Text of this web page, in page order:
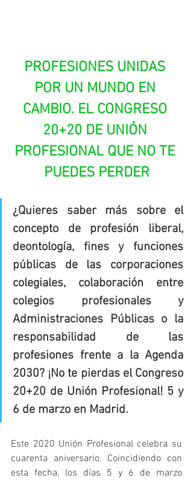
PROFESIONES UNIDAS
POR UN MUNDO EN
CAMBIO. EL CONGRESO
20+20 DE UNIÓN
PROFESIONAL QUE NO TE
PUEDES PERDER
¿Quieres saber más sobre el
concepto de profesión liberal,
deontología, fines y funciones
públicas de las corporaciones
colegiales, colaboración entre
colegios profesionales y
Administraciones Públicas o la
responsabilidad de las
profesiones frente a la Agenda
2030? ¡No te pierdas el Congreso
20+20 de Unión Profesional! 5 y
6 de marzo en Madrid.
Este 2020 Unión Profesional celebra su
cuarenta aniversario. Coincidiendo con
esta fecha, los días 5 y 6 de marzo